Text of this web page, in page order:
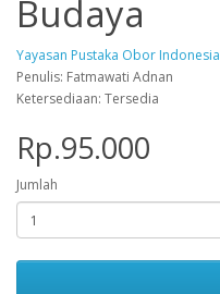
Budaya
Yayasan Pustaka Obor Indonesia
Penulis: Fatmawati Adnan
Ketersediaan: Tersedia
Rp.95.000
Jumlah